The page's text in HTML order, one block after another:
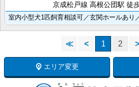
京成松戸線 高根公団駅 徒
≪ < 1 2 >
エリア変更